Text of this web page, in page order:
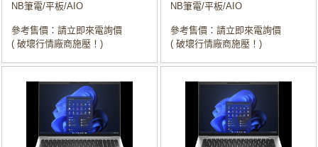
NB筆電/平板/AIO
參考售價：請立即來電詢價
( 破壞行情廠商施壓！)
NB筆電/平板/AIO
參考售價：請立即來電詢價
( 破壞行情廠商施壓！)